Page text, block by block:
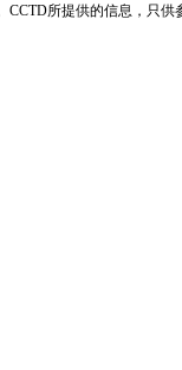
所提供的信息，